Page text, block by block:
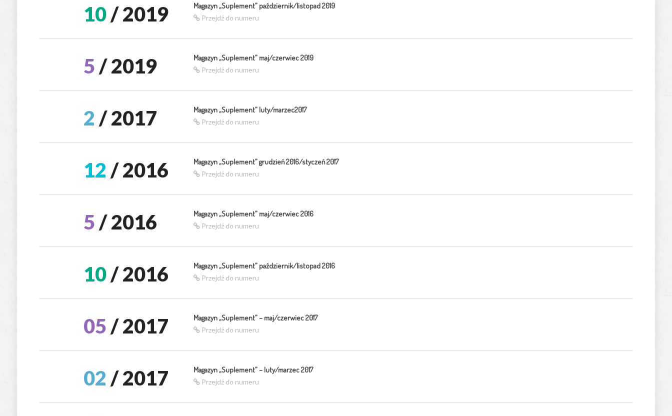
10/ 2019 Magazyn „Suplement” październik/listopad 2019
Przejdź do numeru
5/ 2019 Magazyn „Suplement” maj/czerwiec 2019
Przejdź do numeru
2 / 2017 Magazyn „Suplement” luty/marzec2017
Przejdź do numeru
12 / 2016 Magazyn „Suplement” grudzień 2016/styczeń 2017
Przejdź do numeru
5/ 2016 Magazyn „Suplement” maj/czerwiec 2016
Przejdź do numeru
10/ 2016 Magazyn „Suplement” październik/listopad 2016
Przejdź do numeru
05/ 2017 Magazyn „Suplement” – maj/czerwiec 2017
Przejdź do numeru
02 / 2017 Magazyn „Suplement” – luty/marzec 2017
Przejdź do numeru